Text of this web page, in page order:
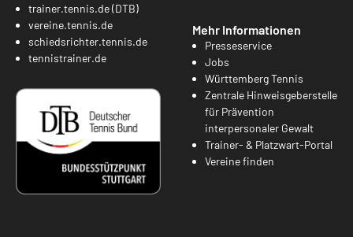
trainer.tennis.de (DTB)
vereine.tennis.de
schiedsrichter.tennis.de
tennistrainer.de
Mehr Informationen
Presseservice
Jobs
Württemberg Tennis
Zentrale Hinweisgeberstelle
für Prävention
interpersonaler Gewalt
Trainer- & Platzwart-Portal
Vereine finden